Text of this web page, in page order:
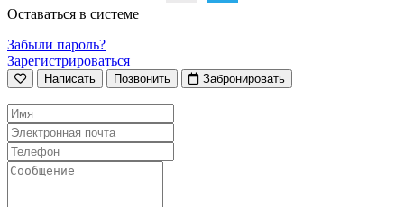
Оставаться в системе
Забыли пароль?
Зарегистрироваться
Написать Позвонить Забронировать